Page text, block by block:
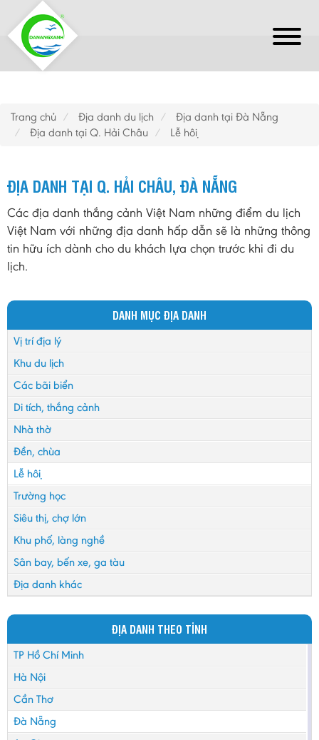
Trang chủ Địa danh du lịch
Địa danh tại Đà Nẵng
Địa danh tại Q. Hải Châu
Lễ hội
ĐỊA DANH TẠI Q. HẢI CHÂU, ĐÀ NẴNG
Các địa danh thắng cảnh Việt Nam những điểm du lịch
Việt Nam với những địa danh hấp dẫn sẽ là những thông
tin hữu ích dành cho du khách lựa chọn trước khi đi du
lịch.
DANH MỤC ĐỊA DANH
Vị trí địa lý
Khu du lịch
Các bãi biển
Di tích, thắng cảnh
Nhà thờ
Đền, chùa
Lễ hội
Trường học
Siêu thị, chợ lớn
Khu phố, làng nghề
Sân bay, bến xe, ga tàu
Địa danh khác
ĐỊA DANH THEO TỈNH
TP Hồ Chí Minh
Hà Nội
Cần Thơ
Đà Nẵng